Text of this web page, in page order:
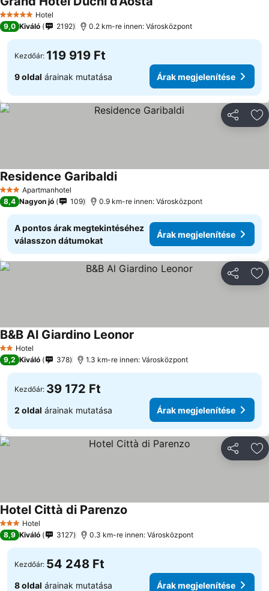
5 KategóriaHotel
9,0 Kiváló 2192 0.2 km-re innen: Városközpont
Kezdőár: 119 919 Ft
9 oldal árainak mutatása Árak megjelenítése
3 KategóriaApartmanhotel
Residence GaribaldiÁrak megjelenítése
8,4 Nagyon jó 109 0.9 km-re innen: Városközpont
A pontos árak megtekintéséhez
válasszon dátumokat
Árak megjelenítése
2 Kategória
Hotel
B&B Al Giardino Leonor
9,2 Kiváló 378 1.3 km-re innen: Városközpont
Kezdőár: 39 172 Ft
2 oldal árainak mutatása Árak megjelenítése
3 Kategória
Hotel
Hotel Città di Parenzo
8,9 Kiváló 3127 0.3 km-re innen: Városközpont
Kezdőár: 54 248 Ft
8 oldal árainak mutatása Árak megjelenítése